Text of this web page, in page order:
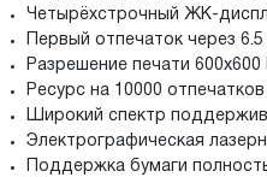
Четырёхстрочный ЖК-
Первый отпечаток через 6.5
Разрешение печати 600x600
Ресурс на 10000
Широкий спектр
Электрографическая
Поддержка бумаги